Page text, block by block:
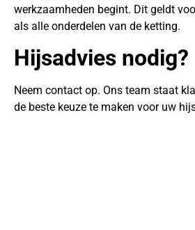
werkzaamheden begint. Dit geldt
als alle onderdelen van de ketting.
Hijsadvies nodig?
Neem contact op. Ons team staat
de beste keuze te maken voor uw